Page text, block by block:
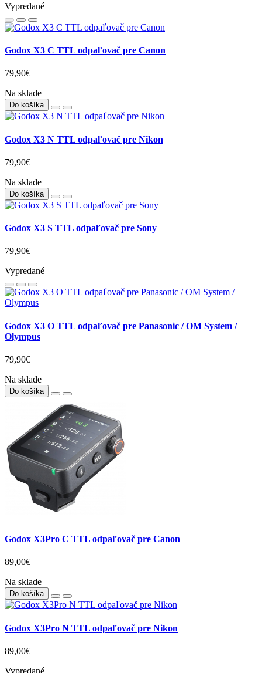
Vypredané
Godox X3 C TTL odpaľovač pre Canon
79,90€
Na sklade
Do košíka
Godox X3 N TTL odpaľovač pre Nikon
79,90€
Na sklade
Do košíka
Godox X3 S TTL odpaľovač pre Sony
79,90€
Vypredané
Godox X3 O TTL odpaľovač pre Panasonic / OM System /
Olympus
79,90€
Na sklade
Do košíka
Godox X3Pro C TTL odpaľovač pre Canon
89,00€
Na sklade
Do košíka
Godox X3Pro N TTL odpaľovač pre Nikon
89,00€
Vypredané